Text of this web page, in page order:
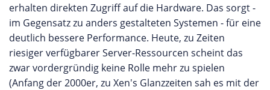
erhalten direkten Zugriff auf die Hardware. Das sorgt -
im Gegensatz zu anders gestalteten Systemen - für eine
deutlich bessere Performance. Heute, zu Zeiten
riesiger verfügbarer Server-Ressourcen scheint das
zwar vordergründig keine Rolle mehr zu spielen
(Anfang der 2000er, zu Xen's Glanzzeiten sah es mit der